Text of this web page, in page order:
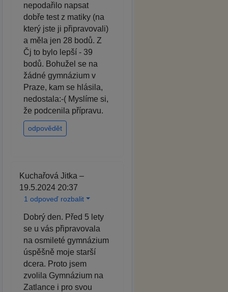
nepodařilo napsat
dobře test z matiky (na
který jste ji připravovali)
a měla jen 28 bodů. Z
Čj to bylo lepší - 39
bodů. Bohužel se na
žádné gymnázium v
Praze, kam se hlásila,
nedostala:-( Myslíme si,
že podcenila přípravu.
odpovědět
Kuchařová Jitka –
19.5.2024 20:37
1 odpoveď rozbalit
Dobrý den. Před 5 lety
se u vás připravovala
na osmileté gymnázium
úspěšně moje starší
dcera. Proto jsem
zvolila Gymnázium na
Zatlance i pro svou